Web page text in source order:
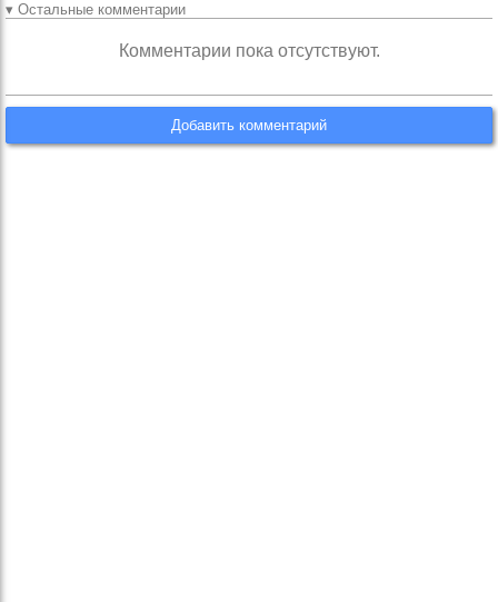
▾ Остальные комментарии
Комментарии пока отсутствуют.
Добавить комментарий